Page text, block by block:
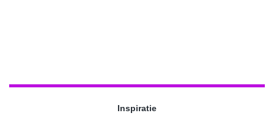
Inspiratie